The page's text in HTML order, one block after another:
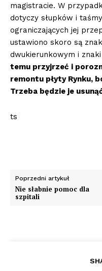
magistracie. W
dotyczy słupków i
ograniczających jej
ustawiono skoro są
dwukierunkowym i
temu przyjrzeć i
remontu płyty Rynku,
Trzeba będzie je
ts
Poprzedni artykuł
Nie słabnie pomoc dla
szpitali